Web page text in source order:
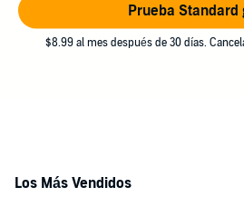
Prueba Standard
$8.99 al mes después de 30 días.
Los Más Vendidos